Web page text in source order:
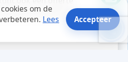
stappen te
om de
Lees
Accepteer